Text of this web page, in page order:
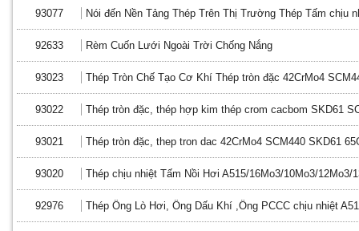
93077 Nói đến Nền Tảng Thép Trên Thị Trường Thép Tấm chịu
92633 Rèm Cuốn Lưới Ngoài Trời Chống Nắng
93023 Thép Tròn Chế Tạo Cơ Khí Thép tròn đặc 42CrMo4
93022 Thép tròn đặc, thép hợp kim thép crom cacbom SKD61
93021 Thép tròn đặc, thep tron dac 42CrMo4 SCM440 SKD61
93020 Thép chịu nhiệt Tấm Nồi Hơi A515/16Mo3/10Mo3/12Mo3/
92976 Thép Ống Lò Hơi, Ống Dấu Khí ,Ống PCCC chịu nhiệt